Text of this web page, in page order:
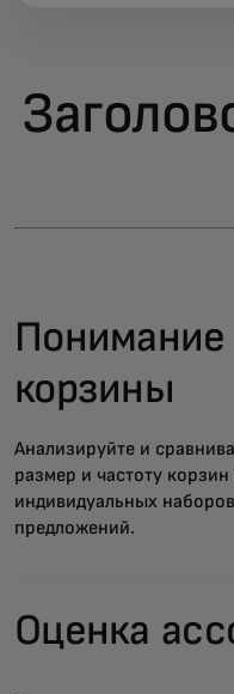
Понимание
корзины
Анализируйте и
размер и частоту
индивидуальных
предложений.
Оценка